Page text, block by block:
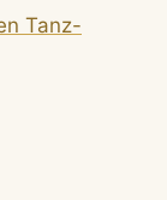
Tanz-